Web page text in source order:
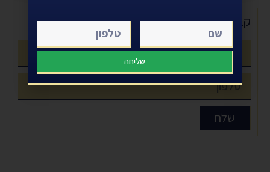
קבל ייעוץ חינם עוד היום
שלח
שליחה